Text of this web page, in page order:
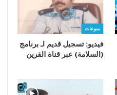
منوعات
فيديو: تسجيل قديم لـ برنامج
(السلامة) عبر قناة القرين